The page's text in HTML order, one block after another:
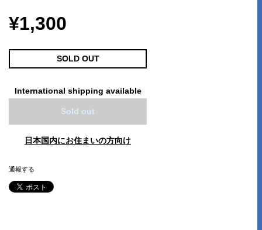
¥1,300
SOLD OUT
International shipping available
Sold out
日本国内にお住まいの方向け
通報する